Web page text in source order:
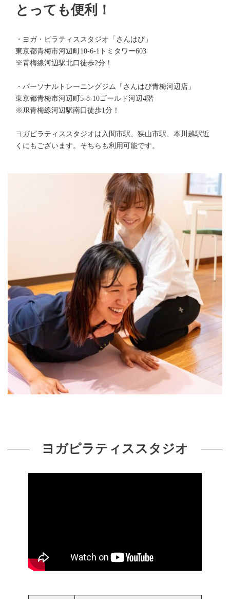
とっても便利！
・ヨガ・ピラティススタジオ「さんはぴ」
東京都青梅市河辺町10-6-1トミタワー603
※青梅線河辺駅北口徒歩2分！
・パーソナルトレーニングジム「さんはぴ青梅河辺店」
東京都青梅市河辺町5-8-10ゴールド河辺4階
※JR青梅線河辺駅南口徒歩1分！
ヨガピラティススタジオは入間市駅、狭山市駅、本川越駅近
くにもございます。そちらも利用可能です。
ヨガピラティススタジオ